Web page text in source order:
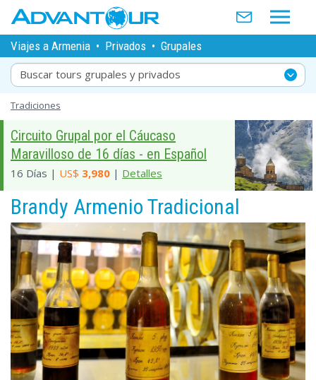
Viajes a Armenia • Privados • Grupales
Buscar tours grupales y privados
Tradiciones
Circuito Grupal por el Cáucaso
Maravilloso de 16 días - en Español
16 Días | US$ 3,980 | Detalles
Brandy Armenio Tradicional